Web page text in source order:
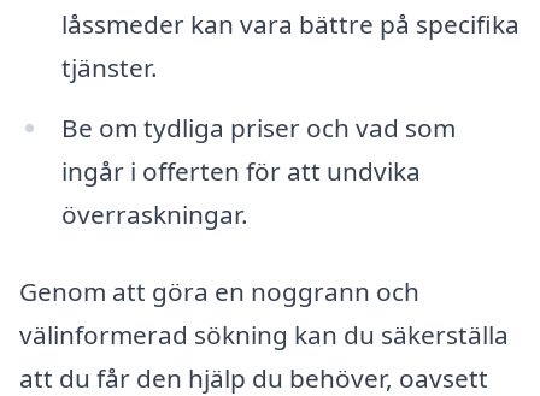
låssmeder kan vara bättre på specifika
tjänster.
Be om tydliga priser och vad som
ingår i offerten för att undvika
överraskningar.
Genom att göra en noggrann och
välinformerad sökning kan du säkerställa
att du får den hjälp du behöver, oavsett